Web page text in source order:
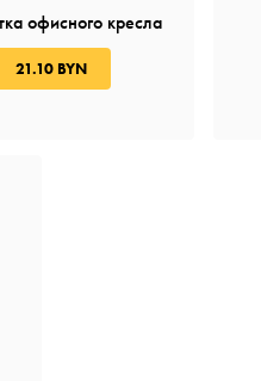
офисного кресла
21.10 BYN